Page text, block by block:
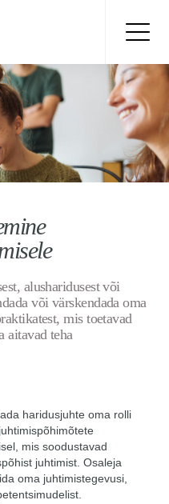
alusharidusest või
või värskendada oma
mis toetavad
aitavad teha
haridusjuhte oma rolli
mis soodustavad
juhtimist. Osaleja
oma juhtimistegevusi,